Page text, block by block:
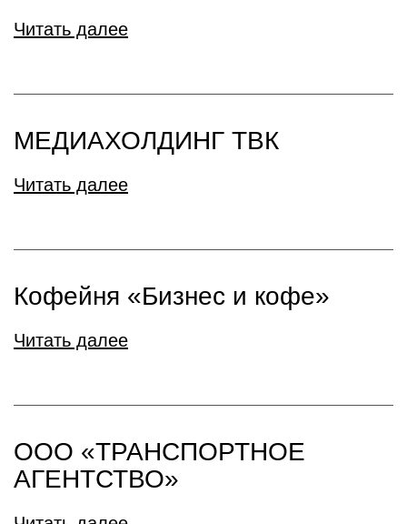
Читать далее
МЕДИАХОЛДИНГ ТВК
Читать далее
Кофейня «Бизнес и кофе»
Читать далее
ООО «ТРАНСПОРТНОЕ
АГЕНТСТВО»